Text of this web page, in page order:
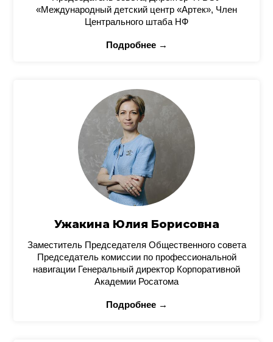
«Международный детский центр «Артек», Член
Центрального штаба НФ
Подробнее →
Ужакина Юлия Борисовна
Заместитель Председателя Общественного совета
Председатель комиссии по профессиональной
навигации Генеральный директор Корпоративной
Академии Росатома
Подробнее →